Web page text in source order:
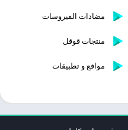
مضادات الفيروسات
منتجات قوقل
مواقع و تطبيقات